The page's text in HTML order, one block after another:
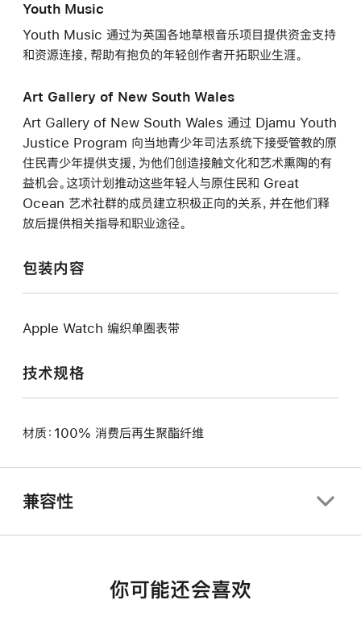
Youth Music
Youth Music 通过为英国各地草根音乐项目提供资金支持
和资源连接，帮助有抱负的年轻创作者开拓职业生涯。
Art Gallery of New South Wales
Art Gallery of New South Wales 通过 Djamu Youth
Justice Program 向当地青少年司法系统下接受管教的原
住民青少年提供支援，为他们创造接触文化和艺术熏陶的有
益机会。这项计划推动这些年轻人与原住民和 Great
Ocean 艺术社群的成员建立积极正向的关系，并在他们释
放后提供相关指导和职业途径。
包装内容
Apple Watch 编织单圈表带
技术规格
材质：100% 消费后再生聚酯纤维
兼容性
你可能还会喜欢